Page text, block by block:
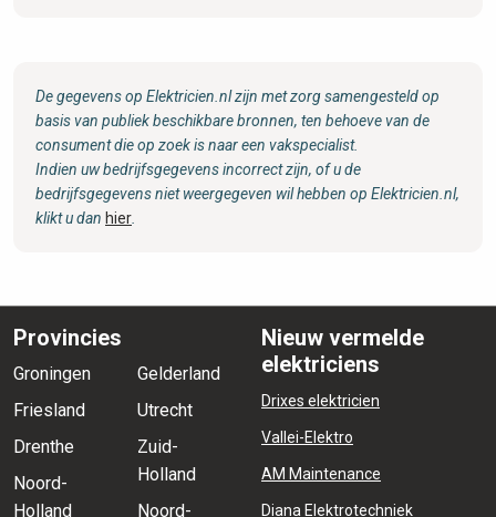
De gegevens op Elektricien.nl zijn met zorg samengesteld op
basis van publiek beschikbare bronnen, ten behoeve van de
consument die op zoek is naar een vakspecialist.
Indien uw bedrijfsgegevens incorrect zijn, of u de
bedrijfsgegevens niet weergegeven wil hebben op Elektricien.nl,
klikt u dan hier
Provincies
Groningen
Friesland
Drenthe
Noord-
Holland
Gelderland
Utrecht
Zuid-
Holland
Noord-
Nieuw vermelde
elektriciens
Drixes elektricien
Vallei-Elektro
AM Maintenance
Diana Elektrotechniek